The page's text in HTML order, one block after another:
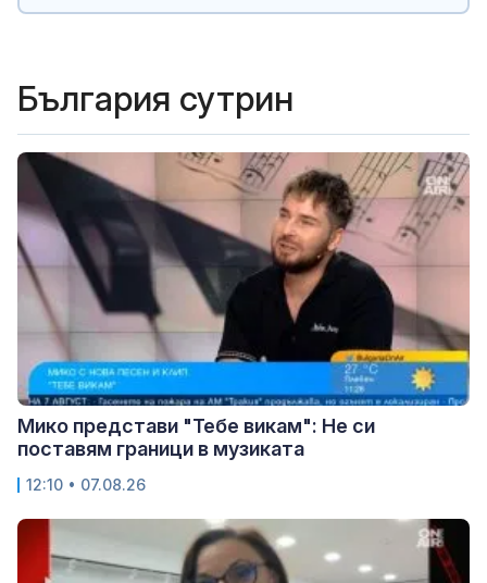
България сутрин
Мико представи "Тебе викам": Не си
поставям граници в музиката
12:10 • 07.08.26